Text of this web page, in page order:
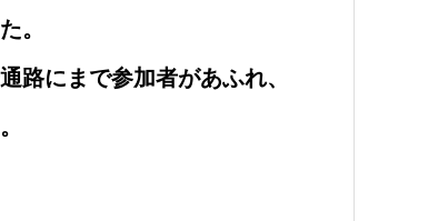
。
路にまで参加者があふれ、